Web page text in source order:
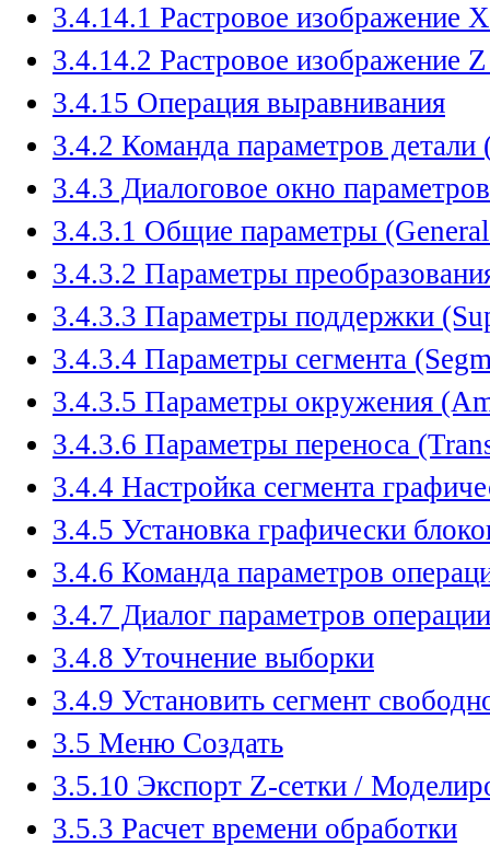
3.4.14.1 Растровое изображение
3.4.14.2 Растровое изображение
3.4.15 Операция выравнивания
3.4.2 Команда параметров детали
3.4.3 Диалоговое окно
3.4.3.1 Общие параметры
3.4.3.2 Параметры
3.4.3.3 Параметры поддержки
3.4.3.4 Параметры сегмента
3.4.3.5 Параметры окружения
3.4.3.6 Параметры переноса
3.4.4 Настройка сегмента
3.4.5 Установка графически
3.4.6 Команда параметров
3.4.7 Диалог параметров операции
3.4.8 Уточнение выборки
3.4.9 Установить сегмент
3.5 Меню Создать
3.5.10 Экспорт Z-сетки /
3.5.3 Расчет времени обработки